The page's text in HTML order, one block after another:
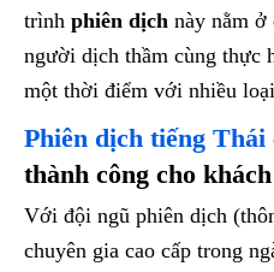
trình phiên dịch này nằm ở
người dịch thầm cùng thực
một thời điểm với nhiều
Phiên dịch tiếng Thái
thành công cho
Với đội ngũ phiên dịch
chuyên gia cao cấp trong